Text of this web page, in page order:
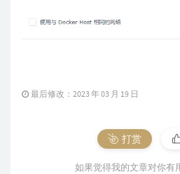
最后修改：2023 年 03 月 19 日
打赏
如果觉得我的文章对你有